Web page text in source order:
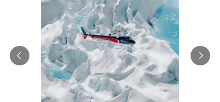
Back to my results